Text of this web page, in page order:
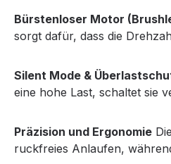
Bürstenloser Motor
sorgt dafür, dass die
Silent Mode &
eine hohe Last, schaltet sie
Präzision und Ergonomie
ruckfreies Anlaufen,